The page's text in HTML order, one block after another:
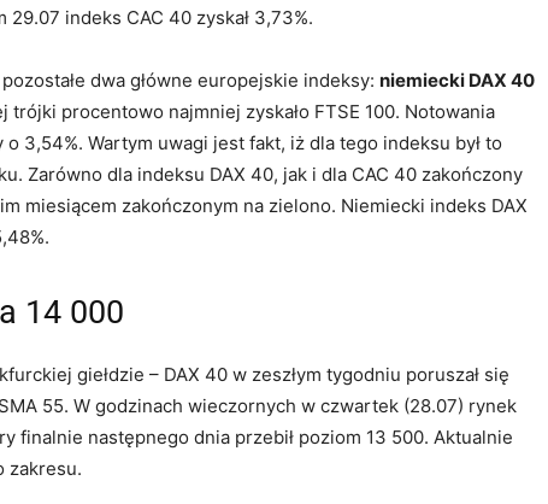
indeks CAC 40 zyskał 3,73%.
dwa główne europejskie indeksy: niemiecki DAX 40
trójki procentowo najmniej zyskało FTSE 100. Notowania
3,54%. Wartym uwagi jest fakt, iż dla tego indeksu był to
Zarówno dla indeksu DAX 40, jak i dla CAC 40 zakończony
miesiącem zakończonym na zielono. Niemiecki indeks DAX
14 000
giełdzie – DAX 40 w zeszłym tygodniu poruszał się
55. W godzinach wieczornych w czwartek (28.07) rynek
finalnie następnego dnia przebił poziom 13 500. Aktualnie
zakresu.